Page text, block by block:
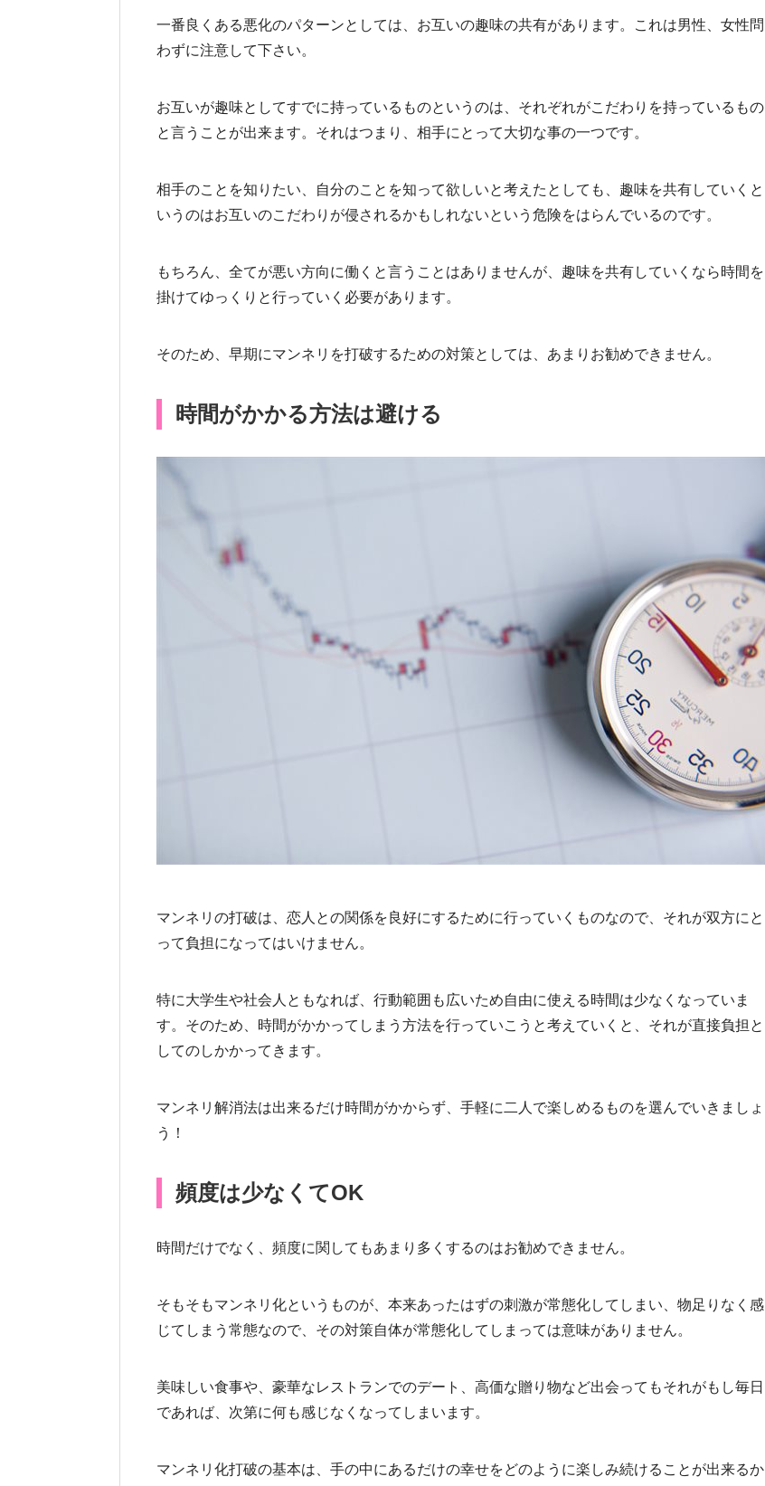
一番良くある悪化のパターンとしては、お互いの趣味の共有があります。これは男性、女性問
わずに注意して下さい。
お互いが趣味としてすでに持っているものというのは、それぞれがこだわりを持っているもの
と言うことが出来ます。それはつまり、相手にとって大切な事の一つです。
相手のことを知りたい、自分のことを知って欲しいと考えたとしても、趣味を共有していくと
いうのはお互いのこだわりが侵されるかもしれないという危険をはらんでいるのです。
もちろん、全てが悪い方向に働くと言うことはありませんが、趣味を共有していくなら時間を
掛けてゆっくりと行っていく必要があります。
そのため、早期にマンネリを打破するための対策としては、あまりお勧めできません。
時間がかかる方法は避ける
マンネリの打破は、恋人との関係を良好にするために行っていくものなので、それが双方にと
って負担になってはいけません。
特に大学生や社会人ともなれば、行動範囲も広いため自由に使える時間は少なくなっていま
す。そのため、時間がかかってしまう方法を行っていこうと考えていくと、それが直接負担と
してのしかかってきます。
マンネリ解消法は出来るだけ時間がかからず、手軽に二人で楽しめるものを選んでいきましょ
う！
頻度は少なくてOK
時間だけでなく、頻度に関してもあまり多くするのはお勧めできません。
そもそもマンネリ化というものが、本来あったはずの刺激が常態化してしまい、物足りなく感
じてしまう常態なので、その対策自体が常態化してしまっては意味がありません。
美味しい食事や、豪華なレストランでのデート、高価な贈り物など出会ってもそれがもし毎日
であれば、次第に何も感じなくなってしまいます。
マンネリ化打破の基本は、手の中にあるだけの幸せをどのように楽しみ続けることが出来るか